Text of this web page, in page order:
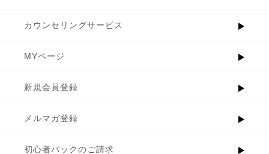
カウンセリングサービス
MYページ
新規会員登録
メルマガ登録
初心者パックのご請求